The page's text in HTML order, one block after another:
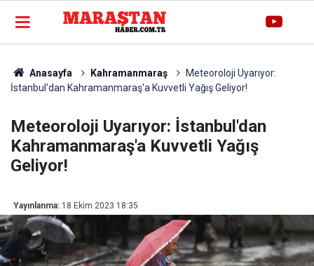
Anasayfa Kahramanmaraş
Meteoroloji Uyarıyor:
İstanbul'dan Kahramanmaraş'a Kuvvetli Yağış Geliyor!
Meteoroloji Uyarıyor: İstanbul'dan
Kahramanmaraş'a Kuvvetli Yağış
Geliyor!
Yayınlanma: 18 Ekim 2023 18:35